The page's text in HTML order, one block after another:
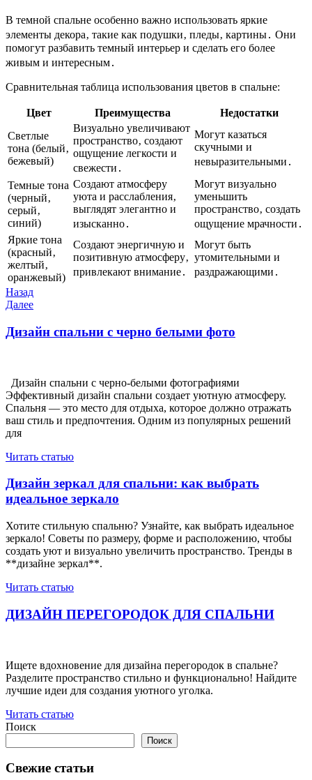
В темной спальне особенно важно использовать яркие
элементы декора‚ такие как подушки‚ пледы‚ картины․ Они
помогут разбавить темный интерьер и сделать его более
живым и интересным․
Сравнительная таблица использования цветов в спальне:
Цвет Преимущества
Недостатки
Светлые
тона (белый‚
бежевый)
Визуально увеличивают
пространство‚ создают
ощущение легкости и
свежести․
Могут казаться
скучными и
невыразительными․
Темные тона
(черный‚
серый‚
синий)
Создают атмосферу
уюта и расслабления‚
выглядят элегантно и
изысканно․
Могут визуально
уменьшить
пространство‚ создать
ощущение мрачности․
Яркие тона
(красный‚
желтый‚
оранжевый)
Создают энергичную и
позитивную атмосферу‚
привлекают внимание․
Могут быть
утомительными и
раздражающими․
Навигация
по
записям
Предыдущая
запись
Назад
Следующая
Далее
Дизайн спальни с черно белыми фото
Дизайн спальни с черно-белыми фотографиями
Эффективный дизайн спальни создает уютную атмосферу.
Спальня — это место для отдыха, которое должно отражать
ваш стиль и предпочтения. Одним из популярных решений
для
Читать статью
Дизайн зеркал для спальни: как выбрать
идеальное зеркало
Хотите стильную спальню? Узнайте, как выбрать идеальное
зеркало! Советы по размеру, форме и расположению, чтобы
создать уют и визуально увеличить пространство. Тренды в
**дизайне зеркал**.
Читать статью
ДИЗАЙН ПЕРЕГОРОДОК ДЛЯ СПАЛЬНИ
Ищете вдохновение для дизайна перегородок в спальне?
Разделите пространство стильно и функционально! Найдите
лучшие идеи для создания уютного уголка.
Читать статью
Поиск
Поиск
Свежие статьи